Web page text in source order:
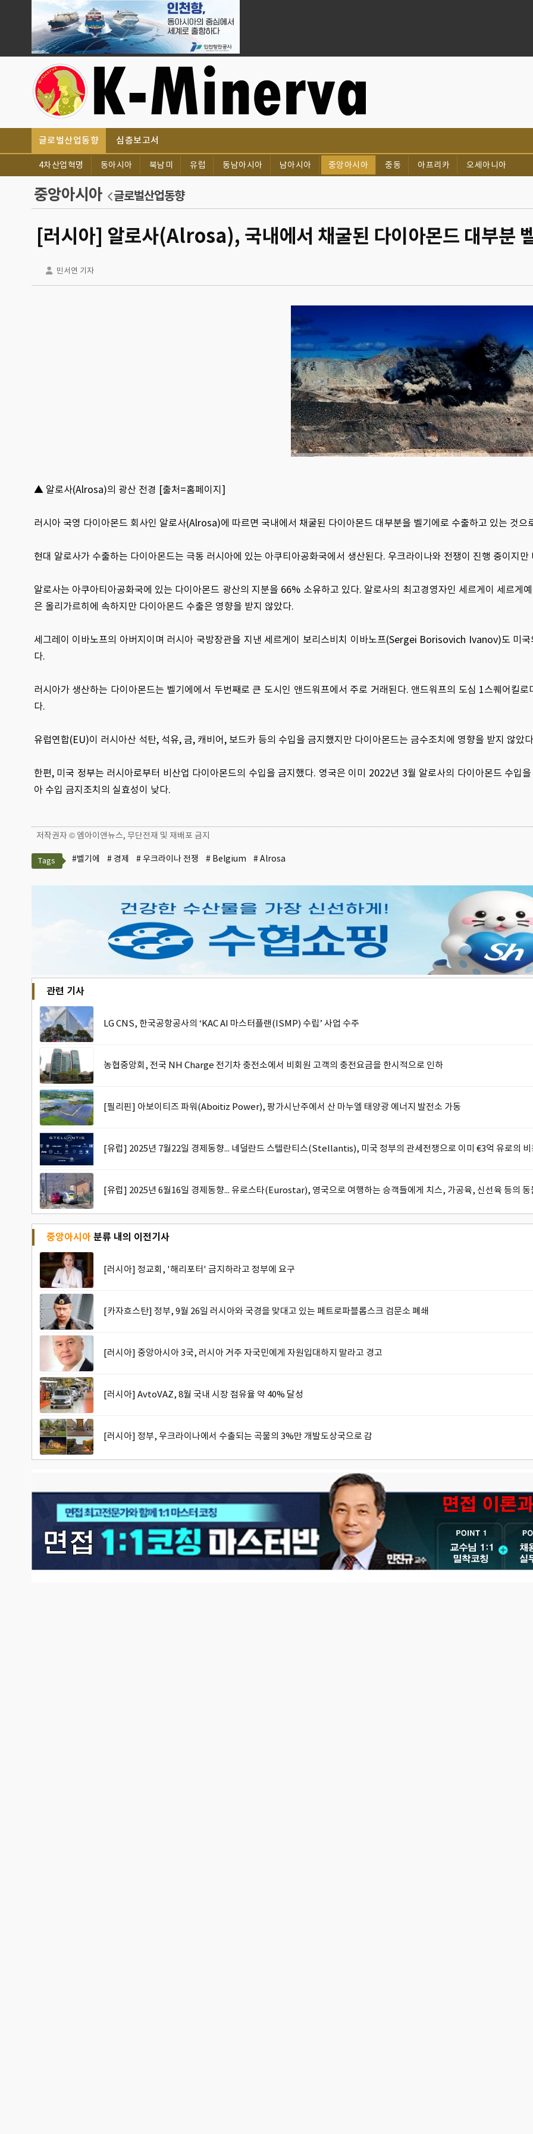
글로벌산업동향 심층보고서
4차산업혁명 동아시아 북남미 유럽 동남아시아 남아시아 중앙아시아 중동 아프리카 오세아니아
중앙아시아 글로벌산업동향
[러시아] 알로사(Alrosa), 국내에서 채굴된 다이아몬드 대부분
민서연 기자
▲ 알로사(Alrosa)의 광산 전경 [출처=홈페이지]
러시아 국영 다이아몬드 회사인 알로사(Alrosa)에 따르면 국내에서 채굴된 다이아몬드 대부분을 벨기에로 수출하고 있는 것으
현대 알로사가 수출하는 다이아몬드는 극동 러시아에 있는 아쿠티아공화국에서 생산된다. 우크라이나와 전쟁이 진행 중이지
알로사는 아쿠아티아공화국에 있는 다이아몬드 광산의 지분을 66% 소유하고 있다. 알로사의 최고경영자인 세르게이 세르
은 올리가르히에 속하지만 다이아몬드 수출은 영향을 받지 않았다.
세그레이 이바노프의 아버지이며 러시아 국방장관을 지낸 세르게이 보리스비치 이바노프(Sergei Borisovich Ivanov)도 미
다.
러시아가 생산하는 다이아몬드는 벨기에에서 두번째로 큰 도시인 앤드워프에서 주로 거래된다. 앤드워프의 도심 1스퀘어킬
다.
유럽연합(EU)이 러시아산 석탄, 석유, 금, 캐비어, 보드카 등의 수입을 금지했지만 다이아몬드는 금수조치에 영향을 받지 않았
한편, 미국 정부는 러시아로부터 비산업 다이아몬드의 수입을 금지했다. 영국은 이미 2022년 3월 알로사의 다이아몬드 수입
아 수입 금지조치의 실효성이 낮다.
저작권자 © 엠아이앤뉴스, 무단전재 및 재배포 금지
Tags #벨기에 # 경제 # 우크라이나 전쟁 # Belgium # Alrosa
관련 기사
LG CNS, 한국공항공사의 ‘KAC AI 마스터플랜(ISMP) 수립’ 사업 수주
농협중앙회, 전국 NH Charge 전기차 충전소에서 비회원 고객의 충전요금을 한시적으로 인하
[필리핀] 아보이티즈 파워(Aboitiz Power), 팡가시난주에서 산 마누엘 태양광 에너지 발전소 가동
[유럽] 2025년 7월22일 경제동향... 네덜란드 스텔란티스(Stellantis), 미국 정부의 관세전쟁으로 이미 €3억 유로의 비
[유럽] 2025년 6월16일 경제동향... 유로스타(Eurostar), 영국으로 여행하는 승객들에게 치스, 가공육, 신선육 등의 동
중앙아시아분류 내의 이전기사
[러시아] 정교회, '해리포터' 금지하라고 정부에 요구
[카자흐스탄] 정부, 9월 26일 러시아와 국경을 맞대고 있는 페트로파블롭스크 검문소 폐쇄
[러시아] 중앙아시아 3국, 러시아 거주 자국민에게 자원입대하지 말라고 경고
[러시아] AvtoVAZ, 8월 국내 시장 점유율 약 40% 달성
[러시아] 정부, 우크라이나에서 수출되는 곡물의 3%만 개발도상국으로 감